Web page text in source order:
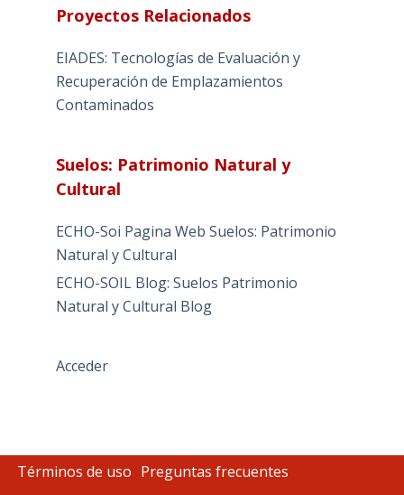
Proyectos Relacionados
EIADES: Tecnologías de Evaluación y
Recuperación de Emplazamientos
Contaminados
Suelos: Patrimonio Natural y
Cultural
ECHO-Soi Pagina Web Suelos: Patrimonio
Natural y Cultural
ECHO-SOIL Blog: Suelos Patrimonio
Natural y Cultural Blog
Acceder
Términos de uso Preguntas frecuentes